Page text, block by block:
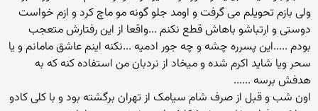
ولی بازم تحویلم می گرفت و اومد جلو گونه مو ماچ کرد و ازم خواست
دوستی و ارتباشو باهاش قطع نکنم ...واقعا از این رفتارش متعجب
بودم .....این پسرره چشه و چه جور ادمیه ...نکنه اینم عاشق مامانم و یا
سحر ویا شاید اکرم شده و میخاد از نردبان من استفاده کنه که به
هدفش برسه ......
اون شب و قبل از صرف شام سیامک از تهران برگشته بود و با کلی کادو